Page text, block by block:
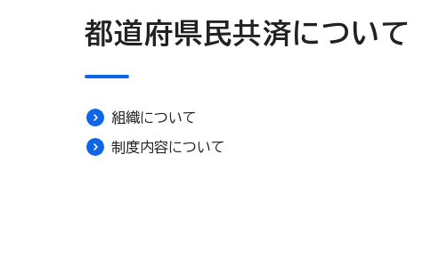
都道府県民共済について
組織について
制度内容について